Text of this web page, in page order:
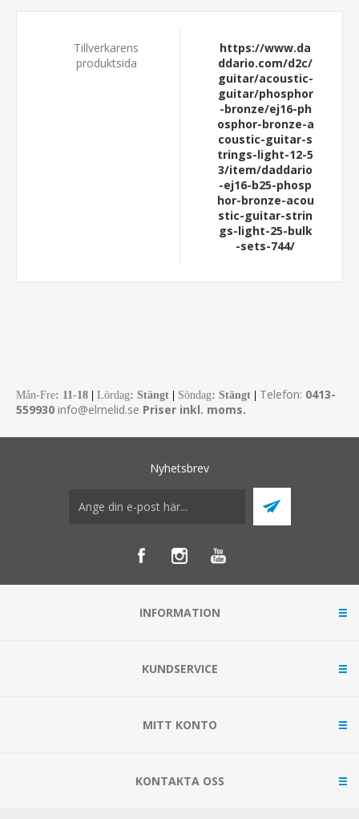
Tillverkarens
produktsida
https://www.da
ddario.com/d2c/
guitar/acoustic-
guitar/phosphor
-bronze/ej16-ph
osphor-bronze-a
coustic-guitar-s
trings-light-12-5
3/item/daddario
-ej16-b25-phosp
hor-bronze-acou
stic-guitar-strin
gs-light-25-bulk
-sets-744/
Mån-Fre: 11-18 Lördag: Stängt Söndag: Stängt Telefon: 0413-
559930 info@elmelid.se Priser inkl. moms.
Nyhetsbrev
INFORMATION
KUNDSERVICE
MITT KONTO
KONTAKTA OSS